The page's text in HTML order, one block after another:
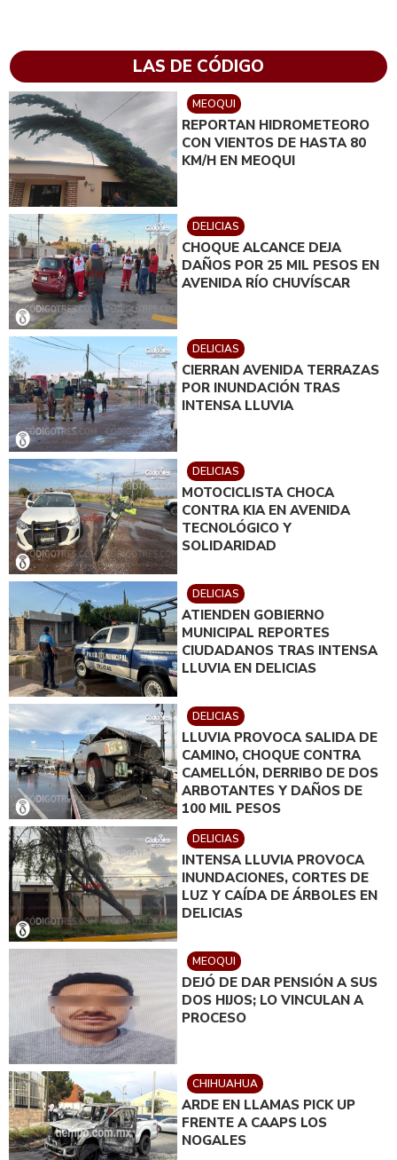
LAS DE CÓDIGO
MEOQUI
REPORTAN HIDROMETEORO
CON VIENTOS DE HASTA 80
KM/H EN MEOQUI
DELICIAS
CHOQUE ALCANCE DEJA
DAÑOS POR 25 MIL PESOS EN
AVENIDA RÍO CHUVÍSCAR
DELICIAS
CIERRAN AVENIDA TERRAZAS
POR INUNDACIÓN TRAS
INTENSA LLUVIA
DELICIAS
MOTOCICLISTA CHOCA
CONTRA KIA EN AVENIDA
TECNOLÓGICO Y
SOLIDARIDAD
DELICIAS
ATIENDEN GOBIERNO
MUNICIPAL REPORTES
CIUDADANOS TRAS INTENSA
LLUVIA EN DELICIAS
DELICIAS
LLUVIA PROVOCA SALIDA DE
CAMINO, CHOQUE CONTRA
CAMELLÓN, DERRIBO DE DOS
ARBOTANTES Y DAÑOS DE
100 MIL PESOS
DELICIAS
INTENSA LLUVIA PROVOCA
INUNDACIONES, CORTES DE
LUZ Y CAÍDA DE ÁRBOLES EN
DELICIAS
MEOQUI
DEJÓ DE DAR PENSIÓN A SUS
DOS HIJOS; LO VINCULAN A
PROCESO
CHIHUAHUA
ARDE EN LLAMAS PICK UP
FRENTE A CAAPS LOS
NOGALES